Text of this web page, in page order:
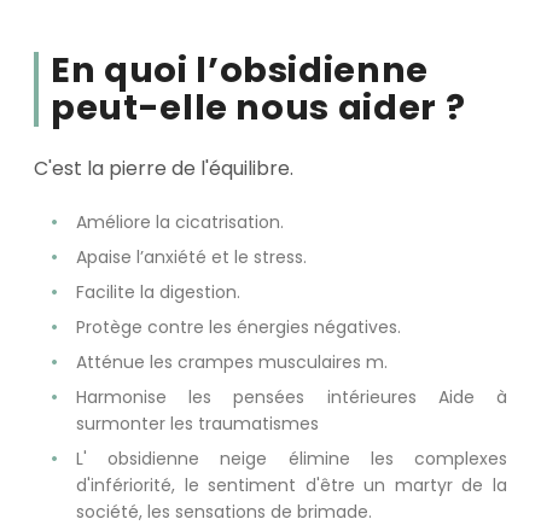
En quoi l’obsidienne
peut-elle nous aider ?
C'est la pierre de l'équilibre.
Améliore la cicatrisation.
Apaise l’anxiété et le stress.
Facilite la digestion.
Protège contre les énergies négatives.
Atténue les crampes musculaires m.
Harmonise les pensées intérieures Aide à
surmonter les traumatismes
L' obsidienne neige élimine les complexes
d'infériorité, le sentiment d'être un martyr de la
société, les sensations de brimade.